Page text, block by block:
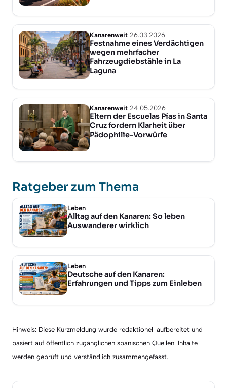
Kanarenweit 26.03.2026
Festnahme eines Verdächtigen
wegen mehrfacher
Fahrzeugdiebstähle in La
Laguna
Kanarenweit 24.05.2026
Eltern der Escuelas Pías in Santa
Cruz fordern Klarheit über
Pädophilie-Vorwürfe
Ratgeber zum Thema
Leben
Alltag auf den Kanaren: So leben
Auswanderer wirklich
Leben
Deutsche auf den Kanaren:
Erfahrungen und Tipps zum Einleben
Hinweis: Diese Kurzmeldung wurde redaktionell aufbereitet und
basiert auf öffentlich zugänglichen spanischen Quellen. Inhalte
werden geprüft und verständlich zusammengefasst.